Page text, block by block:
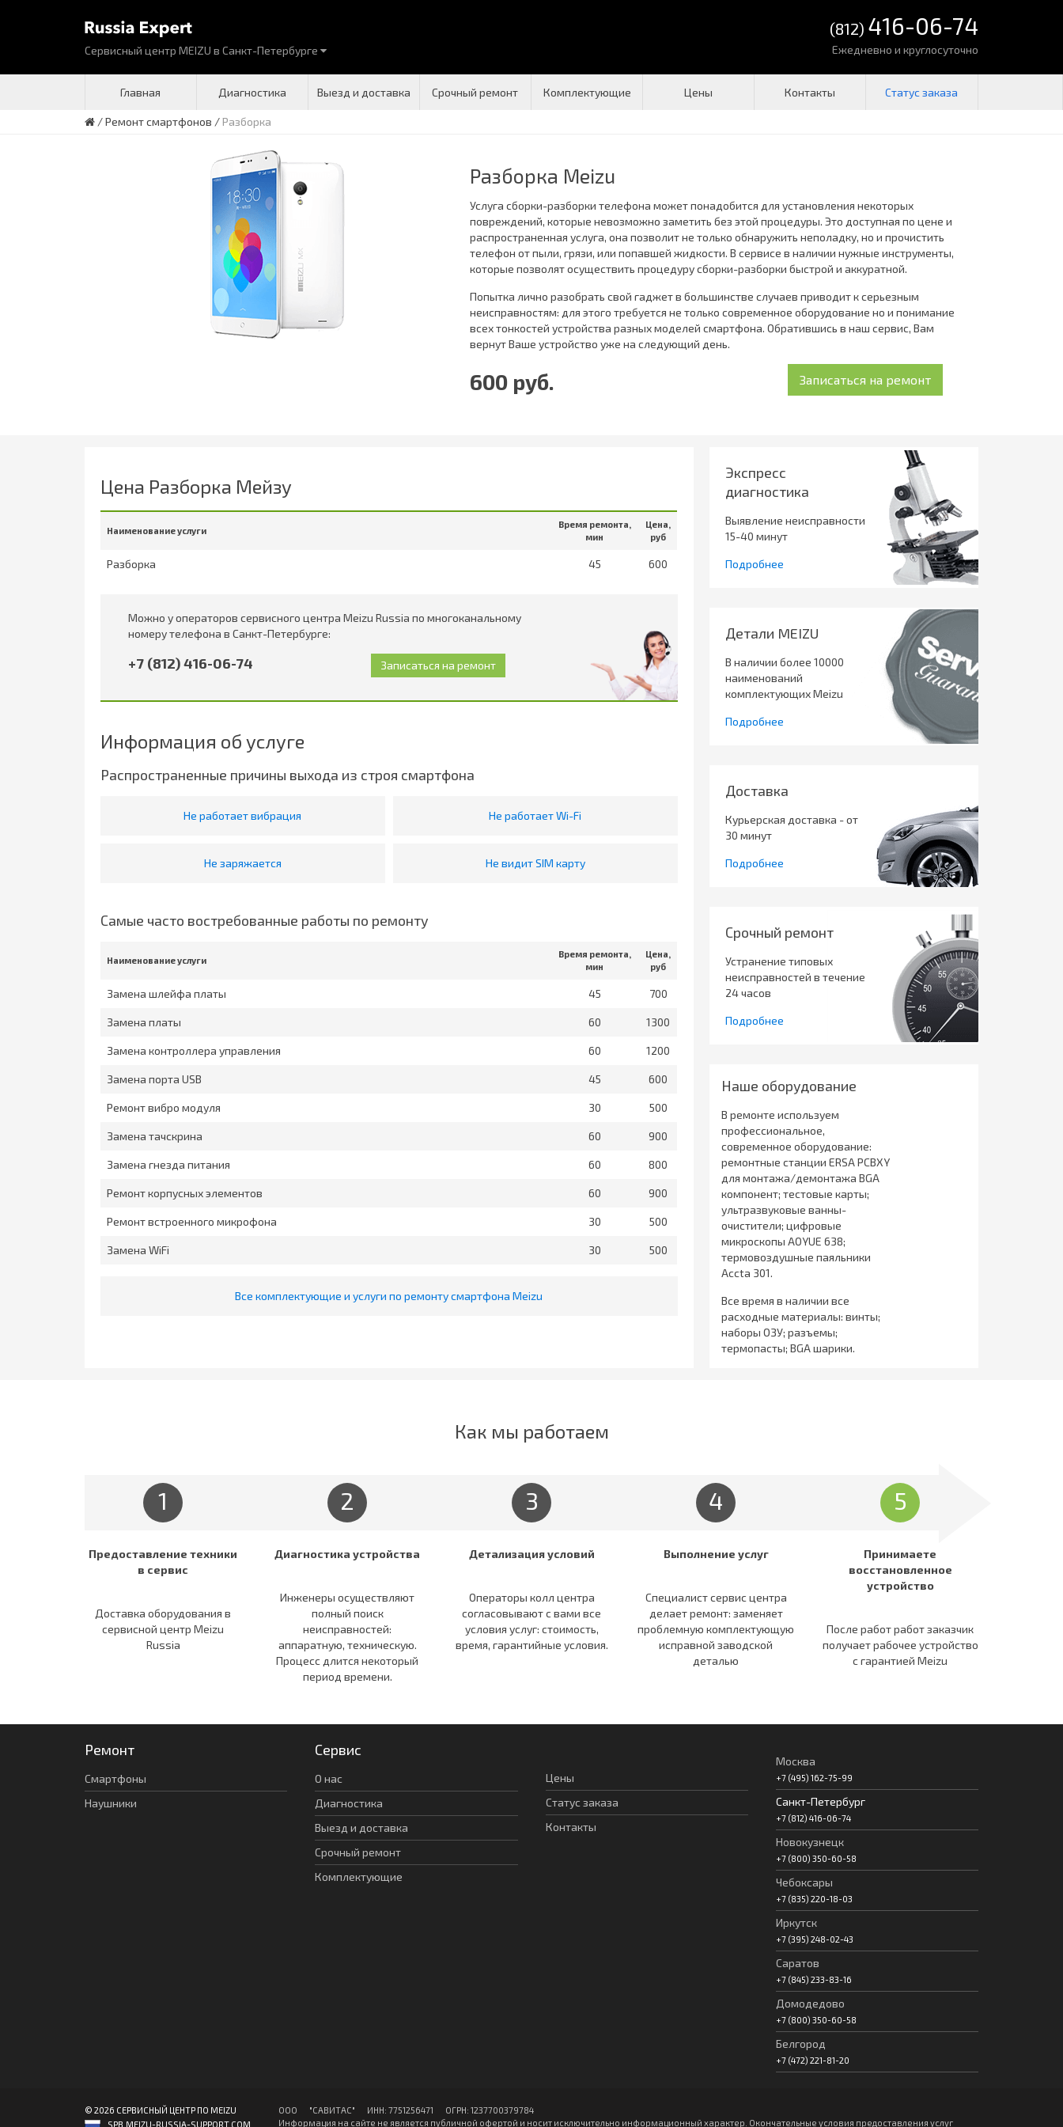
Сервисный центр MEIZU в Санкт-Петербурге
(812) 416-06-74
Ежедневно и круглосуточно
Главная Диагностика Выезд и доставка Срочный ремонт Комплектующие Цены Контакты
/Ремонт смартфонов /Разборка
Разборка Meizu
Услуга сборки-разборки телефона может понадобится для установления некоторых
повреждений, которые невозможно заметить без этой процедуры. Это доступная по цене и
распространенная услуга, она позволит не только обнаружить неполадку, но и прочистить
телефон от пыли, грязи, или попавшей жидкости. В сервисе в наличии нужные инструменты,
которые позволят осуществить процедуру сборки-разборки быстрой и аккуратной.
Попытка лично разобрать свой гаджет в большинстве случаев приводит к серьезным
неисправностям: для этого требуется не только современное оборудование но и понимание
всех тонкостей устройства разных моделей смартфона. Обратившись в наш сервис, Вам
вернут Ваше устройство уже на следующий день.
600 руб.
Цена Разборка Мейзу
Наименование услуги
Время ремонта,
мин
Цена,
руб
Разборка 45 600
Можно у операторов сервисного центра Meizu Russia по многоканальному
номеру телефона в Санкт-Петербурге:
+7 (812) 416-06-74
Информация об услуге
Распространенные причины выхода из строя смартфона
Не работает вибрация Не работает Wi-Fi
Не заряжается Не видит SIM карту
Самые часто востребованные работы по ремонту
Наименование услуги
Время ремонта,
мин
Цена,
руб
Замена шлейфа платы 45 700
Замена платы 60 1300
Замена контроллера управления 60 1200
Замена порта USB 45 600
Ремонт вибро модуля 30 500
Замена тачскрина 60 900
Замена гнезда питания 60 800
Ремонт корпусных элементов 60 900
Ремонт встроенного микрофона 30 500
Замена WiFi 30 500
Все комплектующие и услуги по ремонту смартфона Meizu
Экспресс
диагностика
Выявление неисправности
15-40 минут
Подробнее
Детали MEIZU
В наличии более 10000
наименований
комплектующих Meizu
Подробнее
Доставка
Курьерская доставка - от
30 минут
Подробнее
Срочный ремонт
Устранение типовых
неисправностей в течение
24 часов
Подробнее
Наше оборудование
В ремонте используем
профессиональное,
современное оборудование:
ремонтные станции ERSA PCBXY
для монтажа/демонтажа BGA
компонент; тестовые карты;
ультразвуковые ванны-
очистители; цифровые
микроскопы AOYUE 638;
термовоздушные паяльники
Accta 301.
Все время в наличии все
расходные материалы: винты;
наборы ОЗУ; разъемы;
термопасты; BGA шарики.
Как мы работаем
1
Предоставление техники
в сервис
Доставка оборудования в
сервисной центр Meizu
Russia
2
Диагностика устройства
Инженеры осуществляют
полный поиск
неисправностей:
аппаратную, техническую.
Процесс длится некоторый
период времени.
3
Детализация условий
Операторы колл центра
согласовывают c вами все
условия услуг: стоимость,
время, гарантийные условия.
4
Выполнение услуг
Специалист сервис центра
делает ремонт: заменяет
проблемную комплектующую
исправной заводской
деталью
5
Принимаете
восстановленное
устройство
После работ работ заказчик
получает рабочее устройство
c гарантией Meizu
Ремонт
Смартфоны
Наушники
Сервис
О нас
Диагностика
Выезд и доставка
Срочный ремонт
Комплектующие
Цены
Статус заказа
Контакты
Москва
+7 (495) 162-75-99
Санкт-Петербург
+7 (812) 416-06-74
Новокузнецк
+7 (800) 350-60-58
Чебоксары
+7 (835) 220-18-03
Иркутск
+7 (395) 248-02-43
Саратов
+7 (845) 233-83-16
Домодедово
+7 (800) 350-60-58
Белгород
+7 (472) 221-81-20
© 2026 СЕРВИСНЫЙ ЦЕНТР ПО MEIZU
SPB.MEIZU-RUSSIA-SUPPORT.COM
ООО "CАВИТAC" ИНН: 7751256471 ОГPН: 1237700379784
Информация на сайте не является публичной офертой и носит исключительно информационный характер. Окончательные условия предоставления услуг